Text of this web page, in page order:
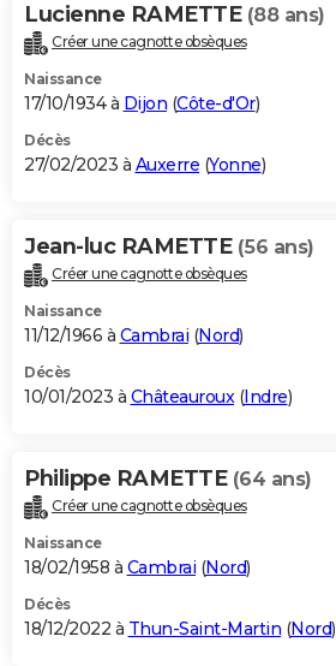
Lucienne RAMETTE (88 ans)
Créer une cagnotte obsèques
Naissance
17/10/1934 à Dijon (Côte-d'Or)
Décès
27/02/2023 à Auxerre (Yonne)
Jean-luc RAMETTE (56 ans)
Créer une cagnotte obsèques
Naissance
11/12/1966 à Cambrai (Nord)
Décès
10/01/2023 à Châteauroux(Indre)
Philippe RAMETTE (64 ans)
Créer une cagnotte obsèques
Naissance
18/02/1958 à Cambrai (Nord)
Décès
18/12/2022 à Thun-Saint-Martin (Nord)